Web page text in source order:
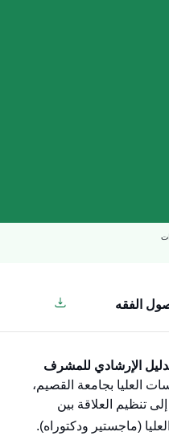
الفقه
الإرشادي للمشرف
العليا بجامعة القصيم،
تنظيم العلاقة بين
(ماجستير ودكتوراه).